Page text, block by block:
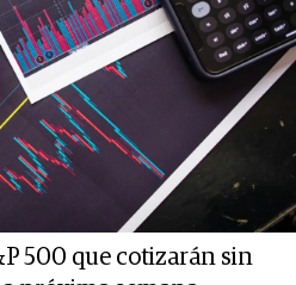
500 que cotizarán sin